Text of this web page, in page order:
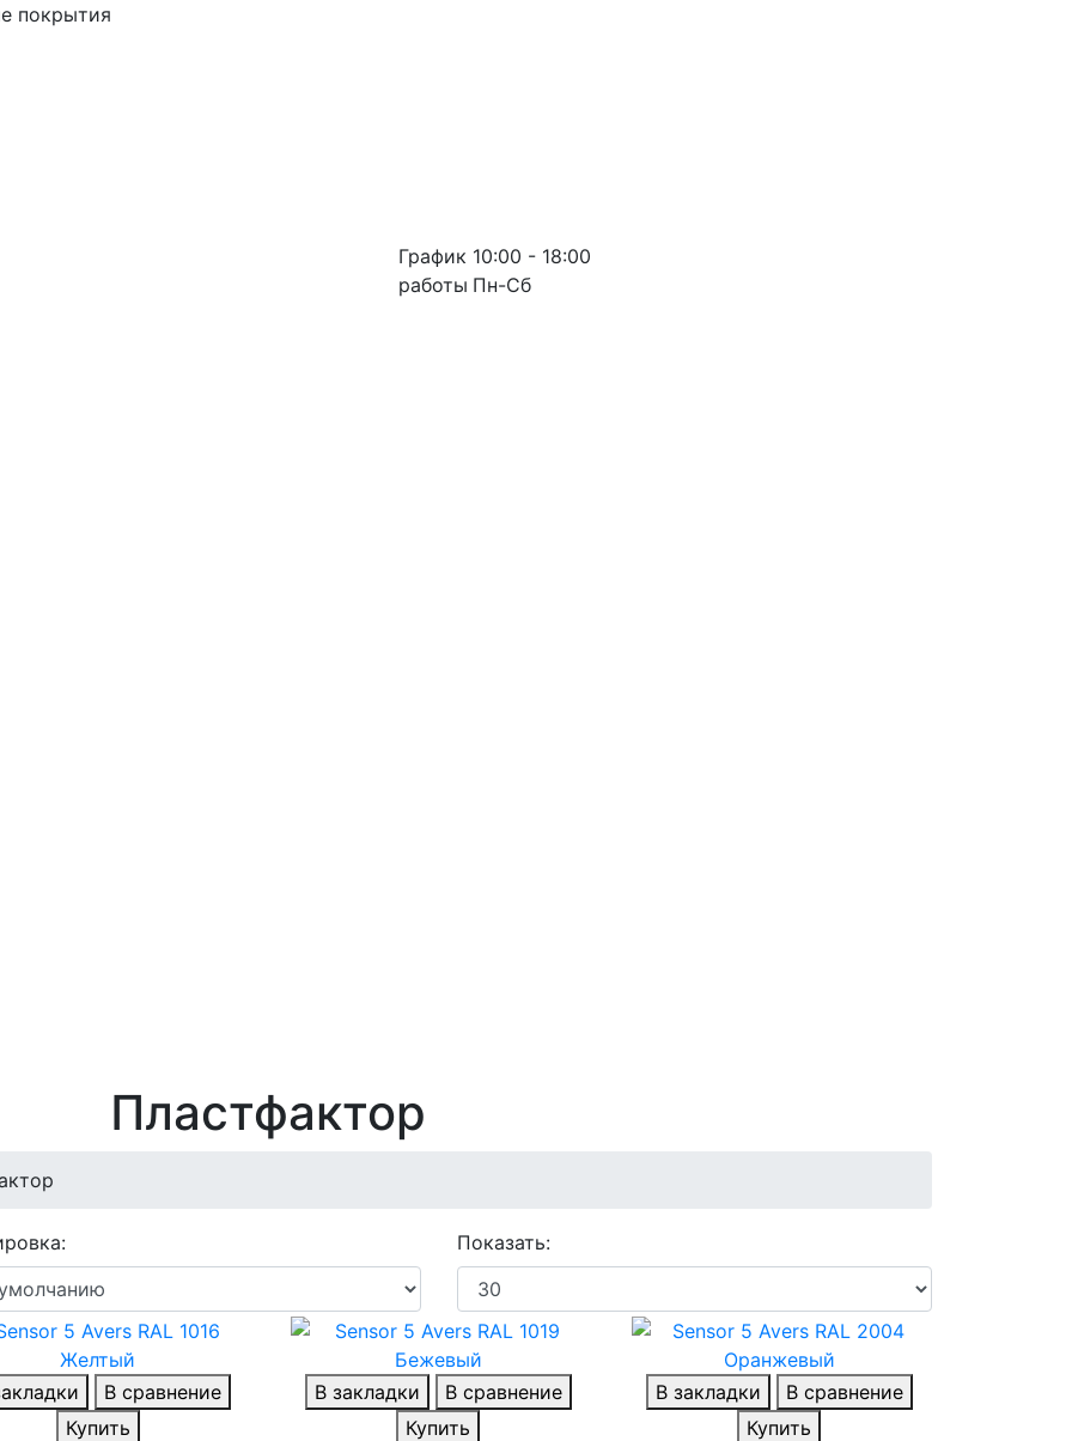
покрытия
График
работы
10:00 - 18:00
Пн-Сб
Пластфактор
Показать:
В сравнение
Купить
В закладки
В сравнение
Купить
В закладки
В сравнение
Купить